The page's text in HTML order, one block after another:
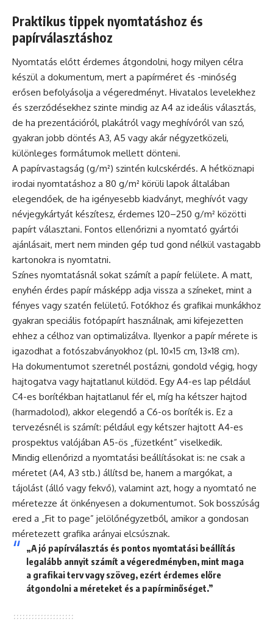
Praktikus tippek nyomtatáshoz és
papírválasztáshoz
Nyomtatás előtt érdemes átgondolni, hogy milyen célra
készül a dokumentum, mert a papírméret és -minőség
erősen befolyásolja a végeredményt. Hivatalos levelekhez
és szerződésekhez szinte mindig az A4 az ideális választás,
de ha prezentációról, plakátról vagy meghívóról van szó,
gyakran jobb döntés A3, A5 vagy akár négyzetközeli,
különleges formátumok mellett dönteni.
A papírvastagság (g/m²) szintén kulcskérdés. A hétköznapi
irodai nyomtatáshoz a 80 g/m² körüli lapok általában
elegendőek, de ha igényesebb kiadványt, meghívót vagy
névjegykártyát készítesz, érdemes 120–250 g/m² közötti
papírt választani. Fontos ellenőrizni a nyomtató gyártói
ajánlásait, mert nem minden gép tud gond nélkül vastagabb
kartonokra is nyomtatni.
Színes nyomtatásnál sokat számít a papír felülete. A matt,
enyhén érdes papír másképp adja vissza a színeket, mint a
fényes vagy szatén felületű. Fotókhoz és grafikai munkákhoz
gyakran speciális fotópapírt használnak, ami kifejezetten
ehhez a célhoz van optimalizálva. Ilyenkor a papír mérete is
igazodhat a fotószabványokhoz (pl. 10×15 cm, 13×18 cm).
Ha dokumentumot szeretnél postázni, gondold végig, hogy
hajtogatva vagy hajtatlanul küldöd. Egy A4-es lap például
C4-es borítékban hajtatlanul fér el, míg ha kétszer hajtod
(harmadolod), akkor elegendő a C6-os boríték is. Ez a
tervezésnél is számít: például egy kétszer hajtott A4-es
prospektus valójában A5-ös „füzetként” viselkedik.
Mindig ellenőrizd a nyomtatási beállításokat is: ne csak a
méretet (A4, A3 stb.) állítsd be, hanem a margókat, a
tájolást (álló vagy fekvő), valamint azt, hogy a nyomtató ne
méretezze át önkényesen a dokumentumot. Sok bosszúság
ered a „Fit to page” jelölőnégyzetből, amikor a gondosan
méretezett grafika arányai elcsúsznak.
„A jó papírválasztás és pontos nyomtatási beállítás
legalább annyit számít a végeredményben, mint maga
a grafikai terv vagy szöveg, ezért érdemes előre
átgondolni a méreteket és a papírminőséget.”